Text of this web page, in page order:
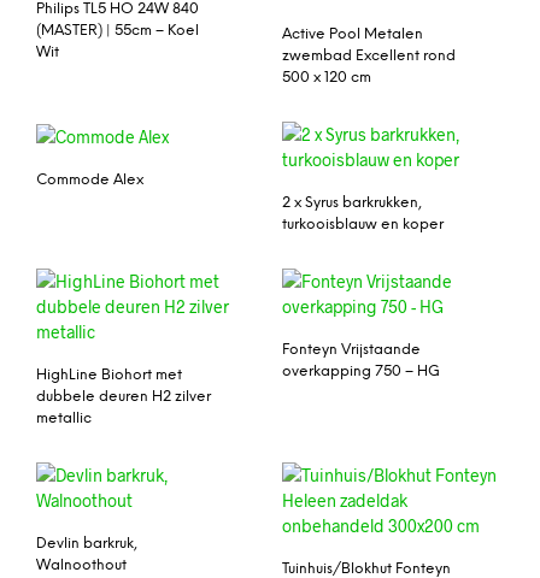
Philips TL5 HO 24W 840
(MASTER) | 55cm – Koel
Wit
Active Pool Metalen
zwembad Excellent rond
500 x 120 cm
Commode Alex
2 x Syrus barkrukken,
turkooisblauw en koper
HighLine Biohort met
dubbele deuren H2 zilver
metallic
Fonteyn Vrijstaande
overkapping 750 – HG
Devlin barkruk,
Walnoothout
Tuinhuis/Blokhut Fonteyn